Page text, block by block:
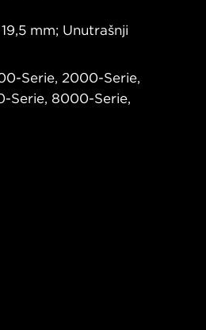
mm; Unutrašnji
Serie, 2000-Serie,
Serie, 8000-Serie,